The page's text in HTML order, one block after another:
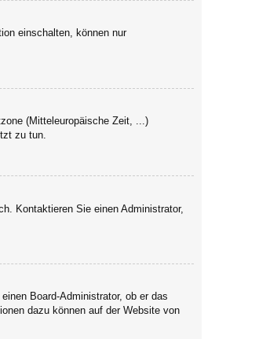
einschalten, können nur
(Mitteleuropäische Zeit, ...)
zu tun.
Kontaktieren Sie einen Administrator,
Board-Administrator, ob er das
dazu können auf der Website von